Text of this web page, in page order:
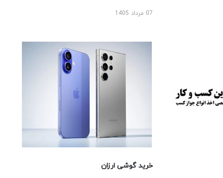
07 مرداد 1405
خرید گوشی ارزان